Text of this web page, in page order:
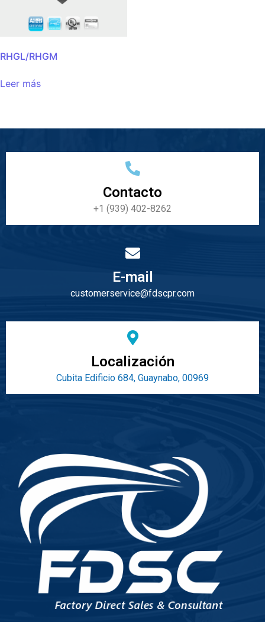
RHGL/RHGM
Leer más
Contacto
+1 (939) 402-8262
E-mail
customerservice@fdscpr.com
Localización
Cubita Edificio 684, Guaynabo, 00969